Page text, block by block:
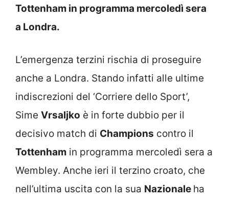
Tottenham in programma mercoledì sera
a Londra.
L’emergenza terzini rischia di proseguire
anche a Londra. Stando infatti alle ultime
indiscrezioni del ‘Corriere dello Sport’,
Sime Vrsaljko è in forte dubbio per il
decisivo match di Champions contro il
Tottenham in programma mercoledì sera a
Wembley. Anche ieri il terzino croato, che
nell’ultima uscita con la sua Nazionale ha